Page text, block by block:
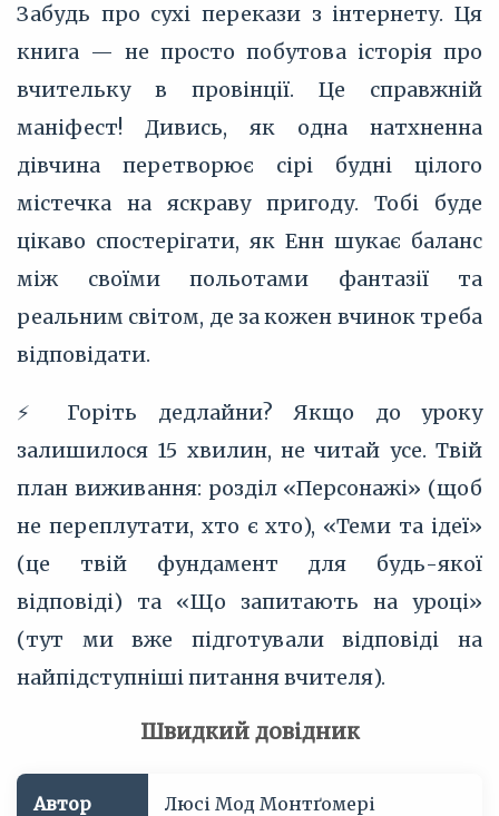
Забудь про сухі перекази з інтернету. Ця
книга — не просто побутова історія про
вчительку в провінції. Це справжній
маніфест! Дивись, як одна натхненна
дівчина перетворює сірі будні цілого
містечка на яскраву пригоду. Тобі буде
цікаво спостерігати, як Енн шукає баланс
між своїми польотами фантазії та
реальним світом, де за кожен вчинок треба
відповідати.
⚡️ Горіть дедлайни? Якщо до уроку
залишилося 15 хвилин, не читай усе. Твій
план виживання: розділ «Персонажі» (щоб
не переплутати, хто є хто), «Теми та ідеї»
(це твій фундамент для будь-якої
відповіді) та «Що запитають на уроці»
(тут ми вже підготували відповіді на
найпідступніші питання вчителя).
Швидкий довідник
Автор Люсі Мод Монтґомері